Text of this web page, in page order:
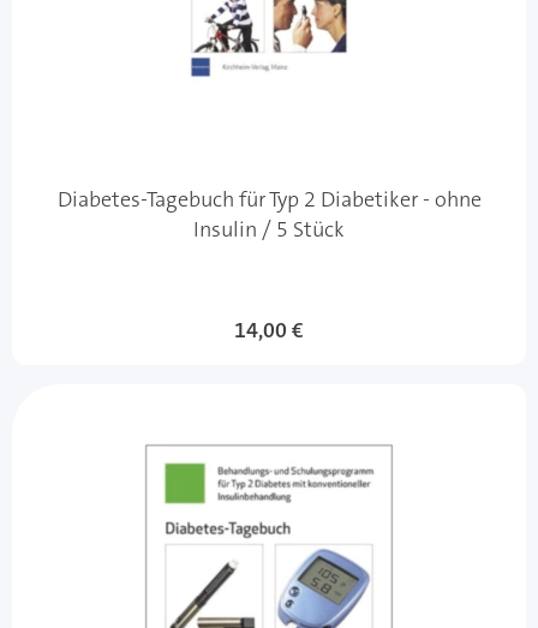
Diabetes-Tagebuch für Typ 2 Diabetiker - ohne
Insulin / 5 Stück
14,00 €